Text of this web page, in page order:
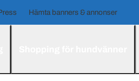
Hämta banners & annonser